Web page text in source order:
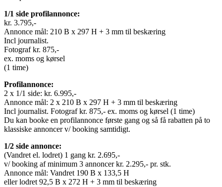
1/1 side profilannonce:
kr. 3.795,-
Annonce mål: 210 B x 297 H + 3 mm til beskæring
Incl journalist.
Fotograf kr. 875,-
ex. moms og kørsel
(1 time)
Profilannonce:
2 x 1/1 side: kr. 6.995,-
Annonce mål: 2 x 210 B x 297 H + 3 mm til beskæring
Incl journalist. Fotograf kr. 875,- ex. moms og kørsel (1 time)
Du kan booke en profilannonce første gang og så få rabatten på to
klassiske annoncer v/ booking samtidigt.
1/2 side annonce:
(Vandret el. lodret) 1 gang kr. 2.695,-
v/ booking af minimum 3 annoncer kr. 2.295,- pr. stk.
Annonce mål: Vandret 190 B x 133,5 H
eller lodret 92,5 B x 272 H + 3 mm til beskæring